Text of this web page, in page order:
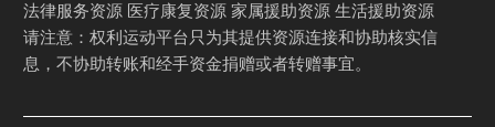
法律服务资源 医疗康复资源 家属援助资源 生活援助资源
请注意：权利运动平台只为其提供资源连接和协助核实信
息，不协助转账和经手资金捐赠或者转赠事宜。